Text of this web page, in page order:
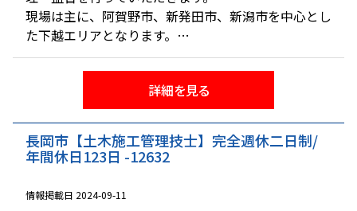
現場は主に、阿賀野市、新発田市、新潟市を中心とし
た下越エリアとなります。
働き方改革の推進、休日取得の改善、長時間労働の是
正を広く浸透、定着させることで中長期的な担い手の
確保を図ることを目的とした「週休2日取組企業宣
言」に賛同し、登録をしております。今後もすべての
従業員にとって働きやすい環境を整えていきます。
詳細を見る
長岡市【土木施工管理技士】完全週休二日制/
年間休日123日 -12632
情報掲載日 2024-09-11